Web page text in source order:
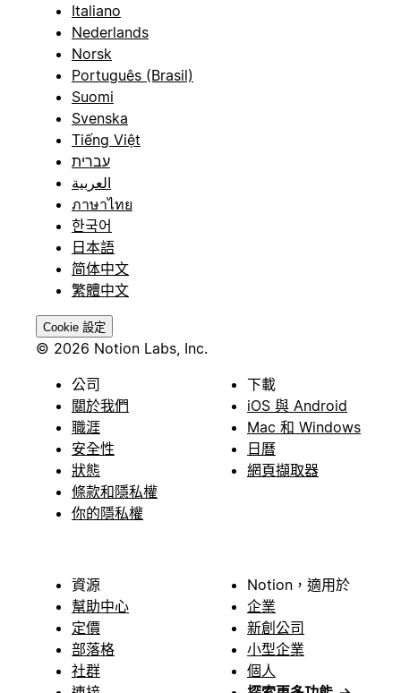
Italiano
Nederlands
Norsk
Português (Brasil)
Suomi
Svenska
Tiếng Việt
עברית
العربية
ภาษาไทย
한국어
日本語
简体中文
繁體中文
Cookie 設定
© 2026 Notion Labs, Inc.
公司
關於我們
職涯
安全性
狀態
條款和隱私權
你的隱私權
下載
iOS 與 Android
Mac 和 Windows
日曆
網頁擷取器
資源
幫助中心
定價
部落格
社群
Notion，適用於
企業
新創公司
小型企業
個人